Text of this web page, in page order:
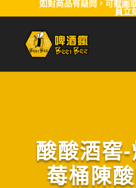
如對商品有疑問，可截圖
員立
酸酸酒窖
莓桶陳